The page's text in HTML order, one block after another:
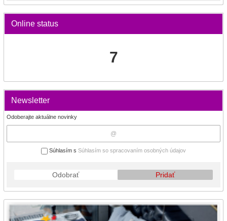
Online status
7
Newsletter
Odoberajte aktuálne novinky
Súhlasím s Súhlasím so spracovaním osobných údajov
Odobrať Pridať